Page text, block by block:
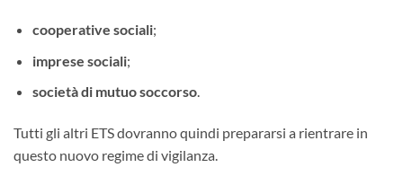
cooperative sociali;
imprese sociali;
società di mutuo soccorso.
Tutti gli altri ETS dovranno quindi prepararsi a rientrare in
questo nuovo regime di vigilanza.